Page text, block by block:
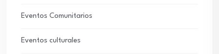
Eventos Comunitarios
Eventos culturales